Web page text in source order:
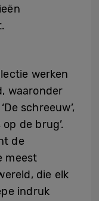
werken
waaronder
schreeuw’,
op de brug’.
de
meest
die elk
indruk